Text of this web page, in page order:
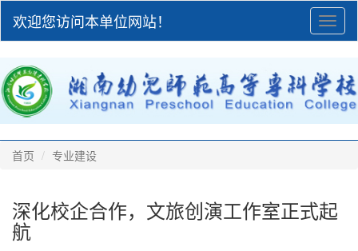
欢迎您访问本单位网站！
首页 专业建设
深化校企合作，文旅创演工作室正式起
航